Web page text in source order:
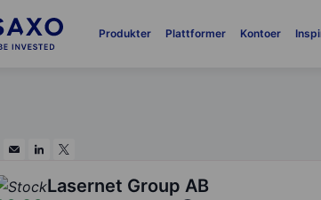
Produkter Plattformer Kontoer
Lasernet Group AB